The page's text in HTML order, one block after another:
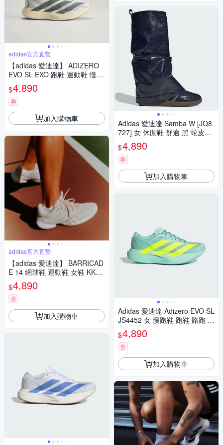
adidas官方直營
【adidas 愛迪達】 ADIZERO
EVO SL EXO 跑鞋 運動鞋 慢跑
鞋 女鞋 KJ0440
$4,890
券
加入購物車
adidas官方直營
【adidas 愛迪達】 BARRICAD
E 14 網球鞋 運動鞋 女鞋 KK44
12
$4,890
券
加入購物車
Adidas 愛迪達 Samba W [JQ8
727] 女 休閒鞋 舒適 黑 蛇皮紋
理 亮面 靴筒可拆
$4,890
券
加入購物車
Adidas 愛迪達 Adizero EVO SL
JS4452 女 慢跑鞋 跑鞋 路跑 綠
螢黃
$4,890
券
加入購物車